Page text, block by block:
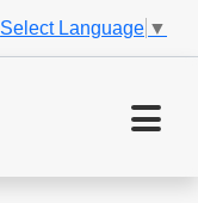
Select Language ▼